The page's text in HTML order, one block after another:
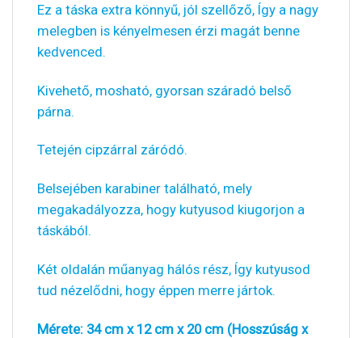
Ez a táska extra könnyű, jól szellőző, Így a nagy
melegben is kényelmesen érzi magát benne
kedvenced.
Kivehető, mosható, gyorsan száradó belső
párna.
Tetején cipzárral záródó.
Belsejében karabiner található, mely
megakadályozza, hogy kutyusod kiugorjon a
táskából.
Két oldalán műanyag hálós rész, Így kutyusod
tud nézelődni, hogy éppen merre jártok.
Mérete: 34 cm x 12 cm x 20 cm (Hosszúság x